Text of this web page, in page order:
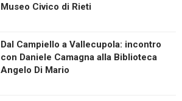
Museo Civico di Rieti
Dal Campiello a Vallecupola: incontro
con Daniele Camagna alla Biblioteca
Angelo Di Mario